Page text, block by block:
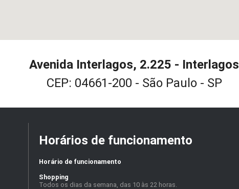
Avenida Interlagos, 2.225 - Interlagos
CEP: 04661-200 - São Paulo - SP
Horários de funcionamento
Horário de funcionamento
Shopping
Todos os dias da semana, das 10 às 22 horas.